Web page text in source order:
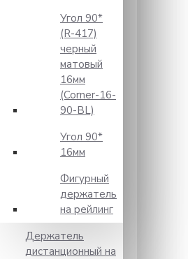
Угол 90*
(R-417)
черный
матовый
16мм
(Corner-16-
90-BL)
Угол 90*
16мм
Фигурный
держатель
на рейлинг
Держатель
дистанционный на